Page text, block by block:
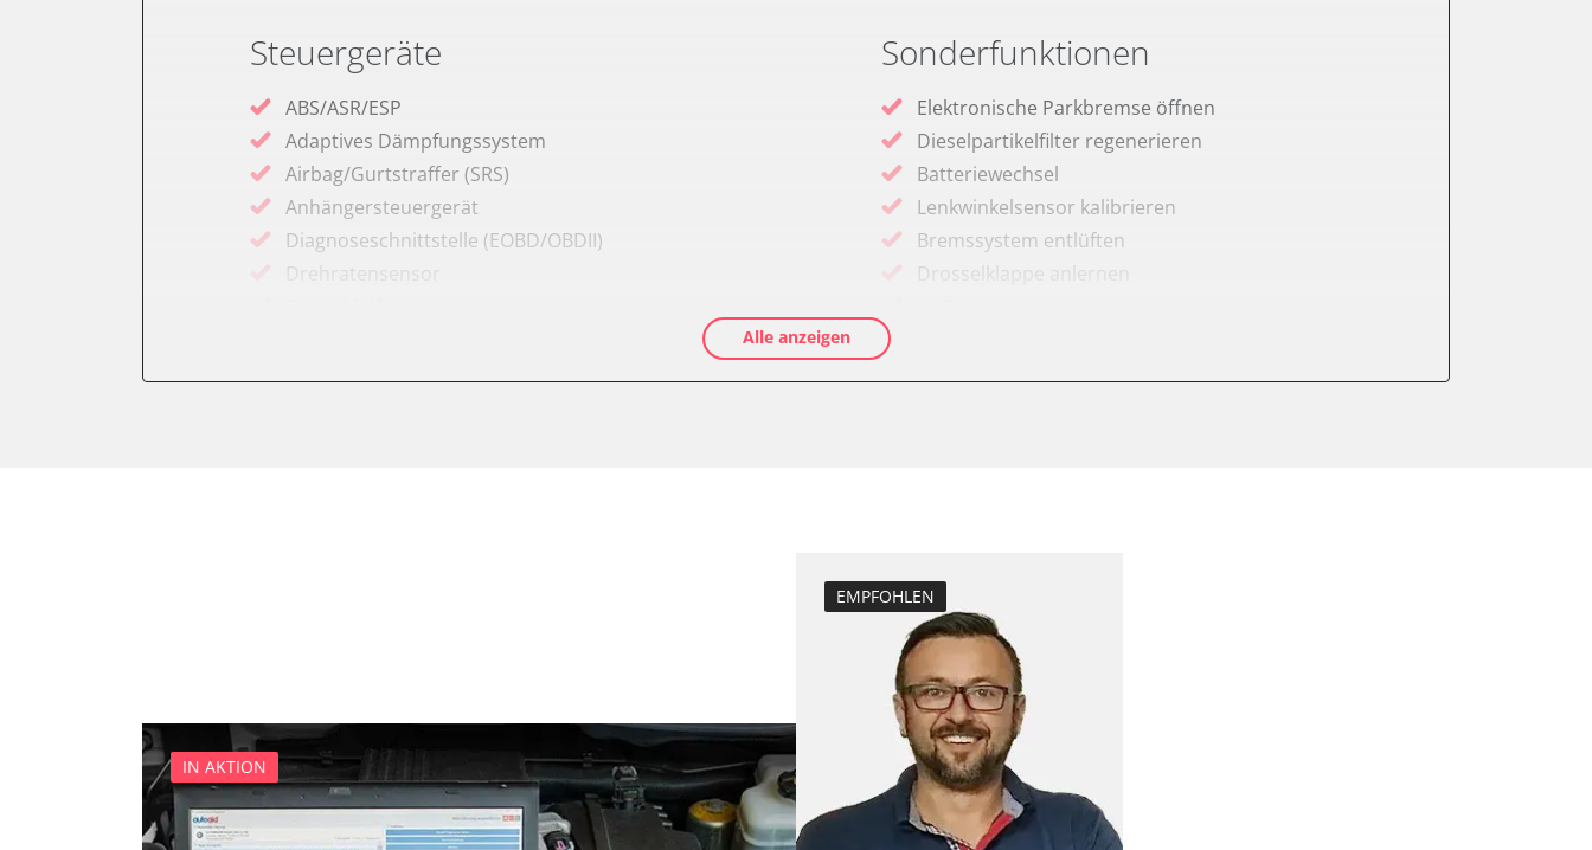
Steuergeräte
ABS/ASR/ESP
Adaptives Dämpfungssystem
Airbag/Gurtstraffer (SRS)
Anhängersteuergerät
Diagnoseschnittstelle (EOBD/OBDII)
Drehratensensor
Kombiinstrument
Kraftstoffpumpe
Lenkradwinkel-Sensor
Lenksäuleneinheit
Sonderfunktionen
Elektronische Parkbremse öffnen
Dieselpartikelfilter regenerieren
Batteriewechsel
Lenkwinkelsensor kalibrieren
Bremssystem entlüften
Drosselklappe anlernen
Dieselpartikelfilter wechseln
Differenzdruck Sensor anlernen
Elektronische Parkbremse schließen
ESP test
Funktionstest der Parkbremse
Grundeinstellung
Injektor Adaptionswerte zurücksetzen
Injektoren einstellen
Alle anzeigen
IN AKTION
EMPFOHLEN